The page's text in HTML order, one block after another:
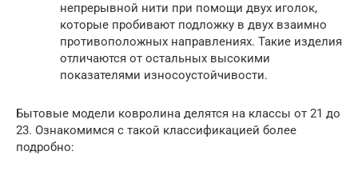
непрерывной нити при помощи двух иголок,
которые пробивают подложку в двух взаимно
противоположных направлениях. Такие изделия
отличаются от остальных высокими
показателями износоустойчивости.
Бытовые модели ковролина делятся на классы от 21 до
23. Ознакомимся с такой классификацией более
подробно: